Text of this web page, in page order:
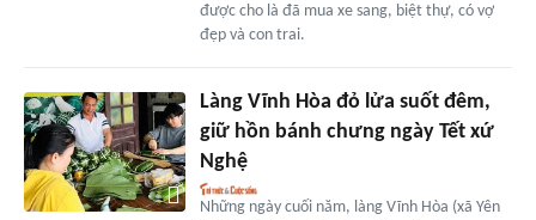
được cho là đã mua xe sang, biệt thự, có vợ
đẹp và con trai.
Làng Vĩnh Hòa đỏ lửa suốt đêm,
giữ hồn bánh chưng ngày Tết xứ
Nghệ
Những ngày cuối năm, làng Vĩnh Hòa (xã Yên